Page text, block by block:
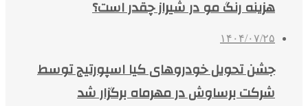
هزینه رنگ مو در شیراز چقدر است؟
۱۴۰۴/۰۷/۲۵
جشن تحویل خودروهای کیا اسپورتیج توسط
شرکت برساوش در مهرماه برگزار شد